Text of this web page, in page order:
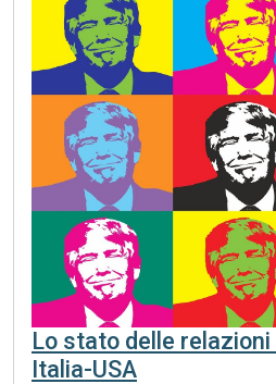
Lo stato delle
Italia-USA